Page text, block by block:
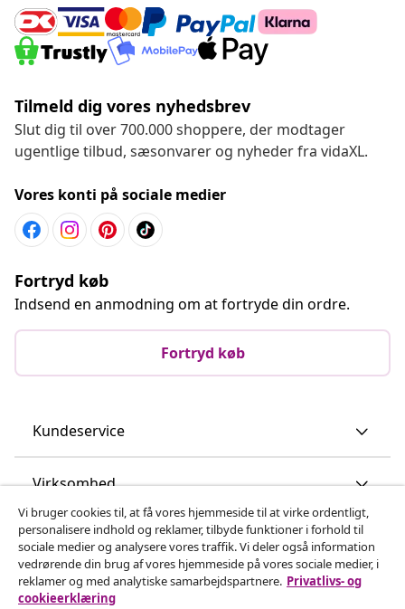
Tilmeld dig vores nyhedsbrev
Slut dig til over 700.000 shoppere, der modtager
ugentlige tilbud, sæsonvarer og nyheder fra vidaXL.
Vores konti på sociale medier
Fortryd køb
Indsend en anmodning om at fortryde din ordre.
Fortryd køb
Kundeservice
Virksomhed
vidaXL
Opdag mere
Vi bruger cookies til, at få vores hjemmeside til at virke ordentligt,
personalisere indhold og reklamer, tilbyde funktioner i forhold til
sociale medier og analysere vores traffik. Vi deler også information
vedrørende din brug af vores hjemmeside på vores sociale medier, i
reklamer og med analytiske samarbejdspartnere. Privatlivs- og
cookieerklæring